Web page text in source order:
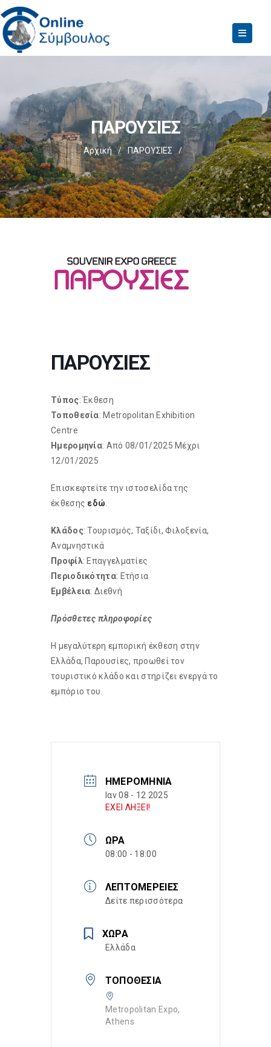
ΠΑΡΟΥΣΙΕΣ
Αρχική / ΠΑΡΟΥΣΙΕΣ /
ΠΑΡΟΥΣΙΕΣ
Τύπος: Έκθεση
Τοποθεσία: Metropolitan Exhibition
Centre
Ημερομηνία: Από 08/01/2025 Μέχρι
12/01/2025
Επισκεφτείτε την ιστοσελίδα της
έκθεσης εδώ
Κλάδος: Τουρισμός, Ταξίδι, Φιλοξενία,
Αναμνηστικά
Προφίλ: Επαγγελματίες
Περιοδικότητα: Ετήσια
Εμβέλεια: Διεθνή
Πρόσθετες πληροφορίες
Η μεγαλύτερη εμπορική έκθεση στην
Ελλάδα, Παρουσίες, προωθεί τον
τουριστικό κλάδο και στηρίζει ενεργά το
εμπόριο του.
ΗΜΕΡΟΜΗΝΊΑ
Ιαν 08 - 12 2025
ΕΧΕΙ ΛΗΞΕΙ!
ΏΡΑ
08:00 - 18:00
ΛΕΠΤΟΜΈΡΕΙΕΣ
Δείτε περισσότερα
ΧΏΡΑ
Ελλάδα
ΤΟΠΟΘΕΣΊΑ
Metropolitan Expo,
Athens